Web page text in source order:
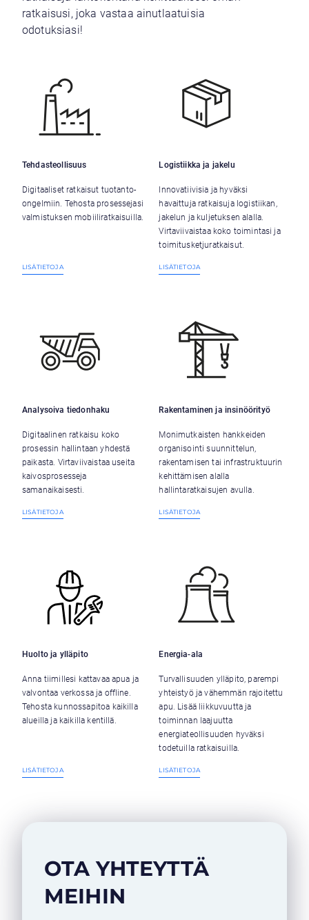
ratkaisusi, joka vastaa ainutlaatuisia
odotuksiasi!
Tehdasteollisuus
Digitaaliset ratkaisut tuotanto-
ongelmiin. Tehosta prosessejasi
valmistuksen mobiiliratkaisuilla.
LISÄTIETOJA
Logistiikka ja jakelu
Innovatiivisia ja hyväksi
havaittuja ratkaisuja logistiikan,
jakelun ja kuljetuksen alalla.
Virtaviivaistaa koko toimintasi ja
toimitusketjuratkaisut.
LISÄTIETOJA
Analysoiva tiedonhaku
Digitaalinen ratkaisu koko
prosessin hallintaan yhdestä
paikasta. Virtaviivaistaa useita
kaivosprosesseja
samanaikaisesti.
LISÄTIETOJA
Rakentaminen ja insinöörityö
Monimutkaisten hankkeiden
organisointi suunnittelun,
rakentamisen tai infrastruktuurin
kehittämisen alalla
hallintaratkaisujen avulla.
LISÄTIETOJA
Huolto ja ylläpito
Anna tiimillesi kattavaa apua ja
valvontaa verkossa ja offline.
Tehosta kunnossapitoa kaikilla
alueilla ja kaikilla kentillä.
LISÄTIETOJA
Energia-ala
Turvallisuuden ylläpito, parempi
yhteistyö ja vähemmän rajoitettu
apu. Lisää liikkuvuutta ja
toiminnan laajuutta
energiateollisuuden hyväksi
todetuilla ratkaisuilla.
LISÄTIETOJA
OTA YHTEYTTÄ
MEIHIN